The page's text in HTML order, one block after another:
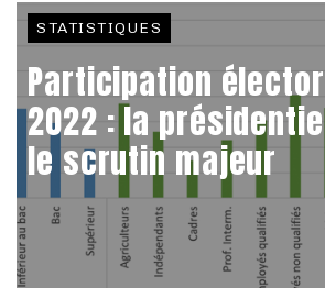
STATISTIQUES
Participation
2022 : la
le scrutin majeur